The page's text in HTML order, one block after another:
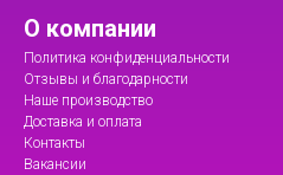
О компании
Политика конфиденциальности
Отзывы и благодарности
Наше производство
Доставка и оплата
Контакты
Вакансии